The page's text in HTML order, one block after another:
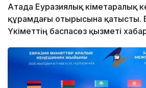
Атада Еуразиялық үкіметаралық
құрамдағы отырысына қатысты.
Үкіметтің баспасөз қызметі